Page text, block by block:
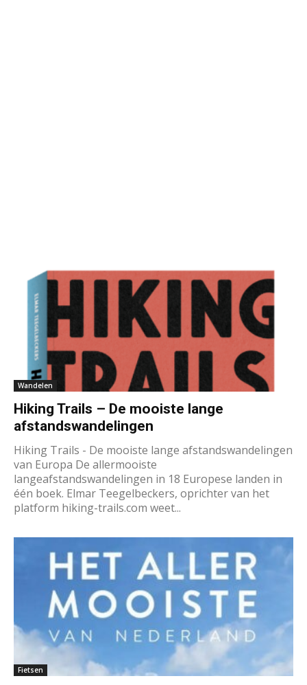
Wandelen
Hiking Trails – De mooiste lange
afstandswandelingen
Hiking Trails - De mooiste lange afstandswandelingen
van Europa De allermooiste
langeafstandswandelingen in 18 Europese landen in
één boek. Elmar Teegelbeckers, oprichter van het
platform hiking-trails.com weet...
Fietsen